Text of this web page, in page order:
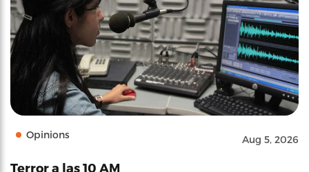
Opinions Aug 5, 2026
Terror a las 10 AM